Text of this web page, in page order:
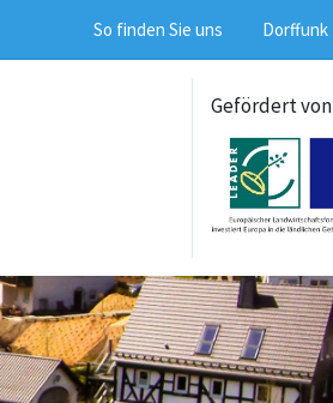
So finden Sie uns Dorffunk
Gefördert von